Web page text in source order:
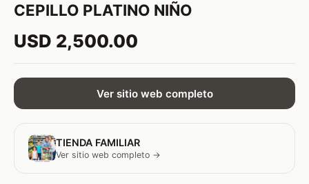
CEPILLO PLATINO NIÑO
USD 2,500.00
Ver sitio web completo
TIENDA FAMILIAR
Ver sitio web completo →